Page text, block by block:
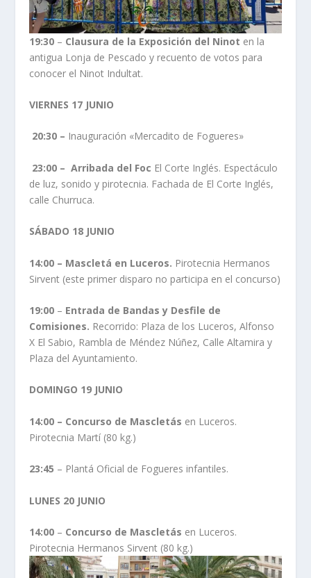
19:30 – Clausura de la Exposición del Ninot en la
antigua Lonja de Pescado y recuento de votos para
conocer el Ninot Indultat.
VIERNES 17 JUNIO
20:30 – Inauguración «Mercadito de Fogueres»
23:00 – Arribada del Foc El Corte Inglés. Espectáculo
de luz, sonido y pirotecnia. Fachada de El Corte Inglés,
calle Churruca.
SÁBADO 18 JUNIO
14:00 – Mascletá en Luceros. Pirotecnia Hermanos
Sirvent (este primer disparo no participa en el concurso)
19:00 – Entrada de Bandas y Desfile de
Comisiones. Recorrido: Plaza de los Luceros, Alfonso
X El Sabio, Rambla de Méndez Núñez, Calle Altamira y
Plaza del Ayuntamiento.
DOMINGO 19 JUNIO
14:00 – Concurso de Mascletás en Luceros.
Pirotecnia Martí (80 kg.)
23:45 – Plantá Oficial de Fogueres infantiles.
LUNES 20 JUNIO
14:00 – Concurso de Mascletás en Luceros.
Pirotecnia Hermanos Sirvent (80 kg.)